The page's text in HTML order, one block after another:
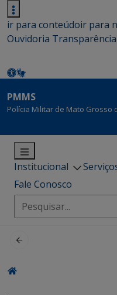
ir para conteúdoir para
Ouvidoria Transparência
PMMS
Polícia Militar de Mato Grosso
Institucional
Fale Conosco
Pesquisar
por: